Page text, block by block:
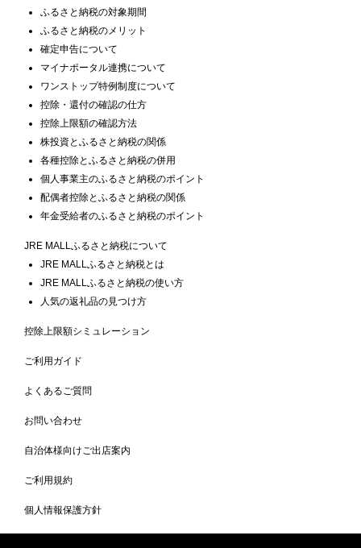
ふるさと納税の対象期間
ふるさと納税のメリット
確定申告について
マイナポータル連携について
ワンストップ特例制度について
控除・還付の確認の仕方
控除上限額の確認方法
株投資とふるさと納税の関係
各種控除とふるさと納税の併用
個人事業主のふるさと納税のポイント
配偶者控除とふるさと納税の関係
年金受給者のふるさと納税のポイント
JRE MALLふるさと納税について
JRE MALLふるさと納税とは
JRE MALLふるさと納税の使い方
人気の返礼品の見つけ方
控除上限額シミュレーション
ご利用ガイド
よくあるご質問
お問い合わせ
自治体様向けご出店案内
ご利用規約
個人情報保護方針